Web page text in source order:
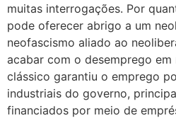
muitas interrogações. Por
pode oferecer abrigo a um
neofascismo aliado ao
acabar com o desemprego em
clássico garantiu o emprego
industriais do governo,
financiados por meio de